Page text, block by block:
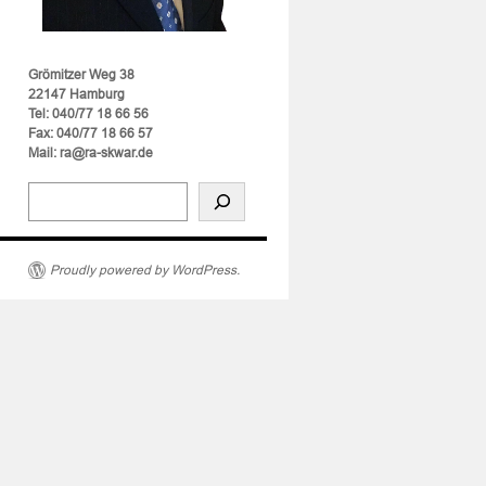
Grömitzer Weg 38
22147 Hamburg
Tel: 040/77 18 66 56
Fax: 040/77 18 66 57
Mail: ra@ra-skwar.de
Proudly powered by WordPress.